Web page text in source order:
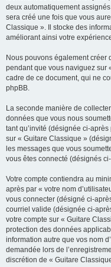
deux automatiquement
sera créé une fois que vous
Classique ». Il stocke des
améliorant ainsi votre
Nous pouvons également créer
pendant que vous naviguez sur
cadre de ce document, qui ne
phpBB.
La seconde manière de
données que vous nous
tant qu’invité (désignée ci-
sur « Guitare Classique »
les messages que vous
vous êtes connecté (désignés
Votre compte contiendra au
après par « votre nom
vous connecter (désigné ci-
courriel valide (désignée ci-
votre compte sur « Guitare
protection des données
information autre que vos nom
demandée lors de
discrétion de « Guitare